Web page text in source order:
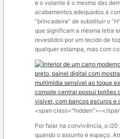
e o volante é o mesmo das
acabamentos adequados à
“brincadeira” de substituir o
que significam a mesma letra
revestidos por um tecido de
qualquer estampa, mas com
<span class="hidden">–</
Por falar na convivência, o
quando o assunto é espaço.